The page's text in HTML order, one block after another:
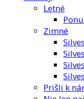
Letné
Zimné
Prišli k